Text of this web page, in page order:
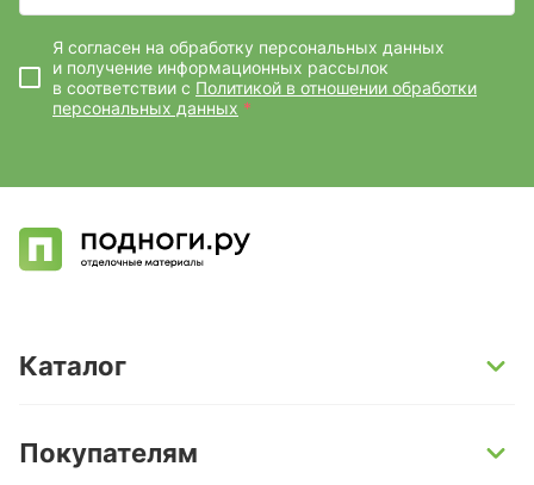
Я согласен на обработку персональных данных
и получение информационных рассылок
в соответствии с Политикой в отношении обработки
персональных данных *
Каталог
Кварц-винил и LVT-плитка
Покупателям